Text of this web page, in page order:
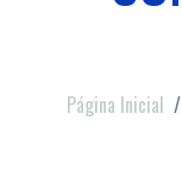
Página Inicial